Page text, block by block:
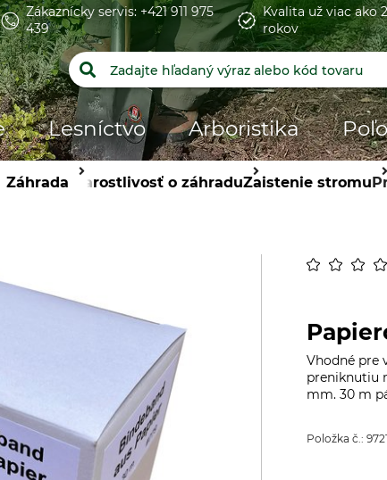
Zákaznícky servis: +421 911 975
439
Kvalita už viac ako
rokov
Lesníctvo Arboristika
Záhrada Starostlivosť o záhraduZaistenie stromu
Vhodné pre
preniknutiu
mm. 30 m
Položka č.: